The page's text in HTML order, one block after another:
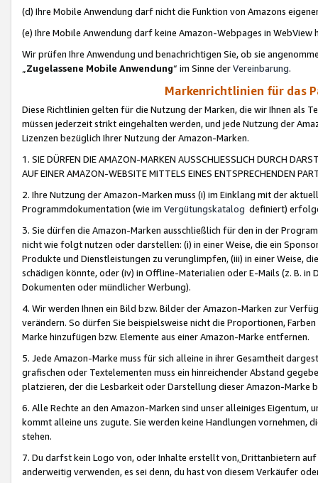
(d) Ihre Mobile Anwendung darf nicht die Funktion von Amazons
(e) Ihre Mobile Anwendung darf keine Amazon-Webpages in WebView
Wir prüfen Ihre Anwendung und benachrichtigen Sie, ob sie
„Zugelassene Mobile Anwendung“ im Sinne derVereinbarung.
Markenrichtlinien für das
Diese Richtlinien gelten für die Nutzung der Marken, die wir Ihnen als
müssen jederzeit strikt eingehalten werden, und jede Nutzung der
Lizenzen bezüglich Ihrer Nutzung der Amazon-Marken.
1. SIE DÜRFEN DIE AMAZON-MARKEN AUSSCHLIESSLICH DURCH
AUF EINER AMAZON-WEBSITE MITTELS EINES ENTSPRECHENDEN
2. Ihre Nutzung der Amazon-Marken muss (i) im Einklang mit der
Programmdokumentation (wie im Vergütungskatalog definiert)
3. Sie dürfen die Amazon-Marken ausschließlich für den in der
nicht wie folgt nutzen oder darstellen: (i) in einer Weise, die ein
Produkte und Dienstleistungen zu verunglimpfen, (iii) in einer Weise,
schädigen könnte, oder (iv) in Offline-Materialien oder E-Mails (z. B. in
Dokumenten oder mündlicher Werbung).
4. Wir werden Ihnen ein Bild bzw. Bilder der Amazon-Marken zur
verändern. So dürfen Sie beispielsweise nicht die Proportionen,
Marke hinzufügen bzw. Elemente aus einer Amazon-Marke entfernen.
5. Jede Amazon-Marke muss für sich alleine in ihrer Gesamtheit
grafischen oder Textelementen muss ein hinreichender Abstand
platzieren, der die Lesbarkeit oder Darstellung dieser Amazon-Marke
6. Alle Rechte an den Amazon-Marken sind unser alleiniges
kommt alleine uns zugute. Sie werden keine Handlungen vornehmen,
stehen.
7. Du darfst kein Logo von, oder Inhalte erstellt von,Drittanbietern auf
anderweitig verwenden, es sei denn, du hast von diesem Verkäufer